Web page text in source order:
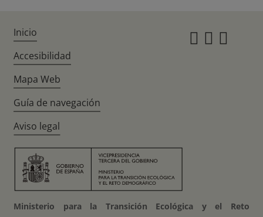
Inicio
Accesibilidad
Mapa Web
Guía de navegación
Aviso legal
Ministerio para la Transición Ecológica y el Reto